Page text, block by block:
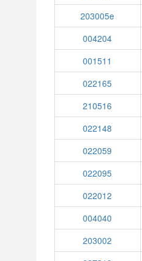
203005e
004204
001511
022165
210516
022148
022059
022095
022012
004040
203002